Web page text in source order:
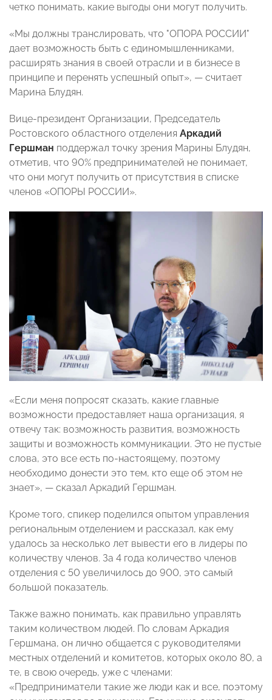
четко понимать, какие выгоды они могут получить.
«Мы должны транслировать, что "ОПОРА РОССИИ"
дает возможность быть с единомышленниками,
расширять знания в своей отрасли и в бизнесе в
принципе и перенять успешный опыт», — считает
Марина Блудян.
Вице-президент Организации, Председатель
Ростовского областного отделения Аркадий
Гершман поддержал точку зрения Марины Блудян,
отметив, что 90% предпринимателей не понимает,
что они могут получить от присутствия в списке
членов «ОПОРЫ РОССИИ».
«Если меня попросят сказать, какие главные
возможности предоставляет наша организация, я
отвечу так: возможность развития, возможность
защиты и возможность коммуникации. Это не пустые
слова, это все есть по-настоящему, поэтому
необходимо донести это тем, кто еще об этом не
знает», — сказал Аркадий Гершман.
Кроме того, спикер поделился опытом управления
региональным отделением и рассказал, как ему
удалось за несколько лет вывести его в лидеры по
количеству членов. За 4 года количество членов
отделения с 50 увеличилось до 900, это самый
большой показатель.
Также важно понимать, как правильно управлять
таким количеством людей. По словам Аркадия
Гершмана, он лично общается с руководителями
местных отделений и комитетов, которых около 80, а
те, в свою очередь, уже с членами:
«Предприниматели такие же люди как и все, поэтому